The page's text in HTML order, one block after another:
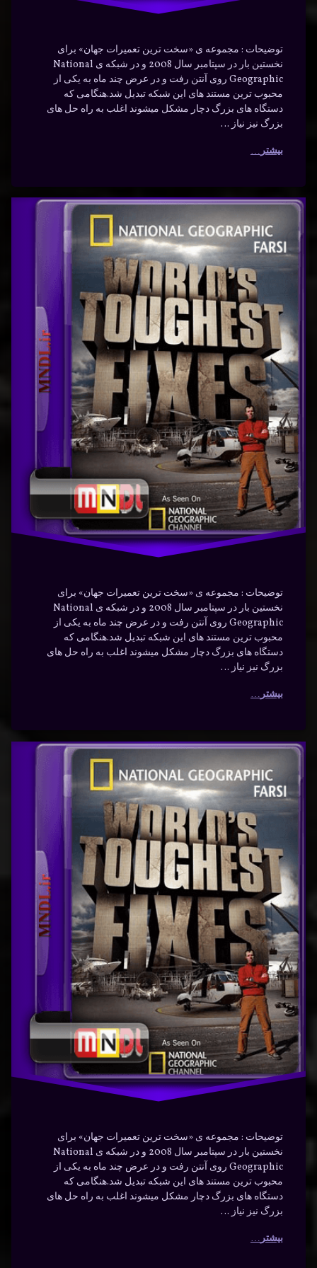
توضیحات : مجموعه ی «سخت ترین تعمیرات جهان» برای
نخستین بار در سپتامبر سال 2008 و در شبکه ی National
Geographic روی آنتن رفت و در عرض چند ماه به یکی از
محبوب ترین مستند های این شبکه تبدیل شد.هنگامی که
دستگاه های بزرگ دچار مشکل میشوند اغلب به راه حل های
بزرگ نیز نیاز …
بیشتر
سخت
ترین
تعمیرات
جهان با
دوبله
فارسی
– تیغه
پنجاه
تنی
نوشته شده در ژانویه 29, 2024
توسطBot
دسته بندی ها:
مستندها
توضیحات : مجموعه ی «سخت ترین تعمیرات جهان» برای
نخستین بار در سپتامبر سال 2008 و در شبکه ی National
Geographic روی آنتن رفت و در عرض چند ماه به یکی از
محبوب ترین مستند های این شبکه تبدیل شد.هنگامی که
دستگاه های بزرگ دچار مشکل میشوند اغلب به راه حل های
بزرگ نیز نیاز …
بیشتر
برچسب‌
پنجاه
تنی
تعمیرات
تکنولوژی
تیغه
جهان
دوبله
سخت
فارسی
ماشین‌آلات
دیدگاهتان
سخت
ترین
تعمیرات
جهان با
دوبله
فارسی
– تصادم
دهنده
اتم
نوشته شده درژانویه 29, 2024
توسطBot
دسته بندی ها:
مستندها
توضیحات : مجموعه ی «سخت ترین تعمیرات جهان» برای
نخستین بار در سپتامبر سال 2008 و در شبکه ی National
Geographic روی آنتن رفت و در عرض چند ماه به یکی از
محبوب ترین مستند های این شبکه تبدیل شد.هنگامی که
دستگاه های بزرگ دچار مشکل میشوند اغلب به راه حل های
بزرگ نیز نیاز …
بیشتر
برچسب‌
ترین
تعمیرات
جهان
دهنده
دوبله
سخت
سرعن
فارسی
دیدگاهتان